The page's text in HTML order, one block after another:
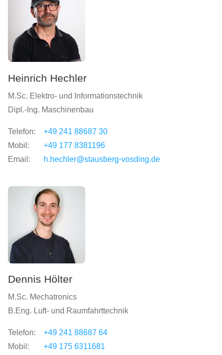
Heinrich Hechler
M.Sc. Elektro- und Informationstechnik
Dipl.-Ing. Maschinenbau
Telefon:
+49 241 88687 30
Mobil:
+49 177 8381196
Email:
h.hechler@stausberg-vosding.de
Dennis Hölter
M.Sc. Mechatronics
B.Eng. Luft- und Raumfahrttechnik
Telefon:
+49 241 88687 64
Mobil:
+49 175 6311681